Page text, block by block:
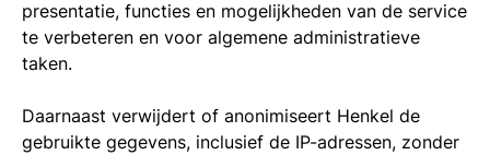
presentatie, functies en mogelijkheden van de service
te verbeteren en voor algemene administratieve
taken.
Daarnaast verwijdert of anonimiseert Henkel de
gebruikte gegevens, inclusief de IP-adressen, zonder